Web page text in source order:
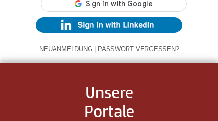
NEUANMELDUNG | PASSWORT VERGESSEN?
Unsere
Portale